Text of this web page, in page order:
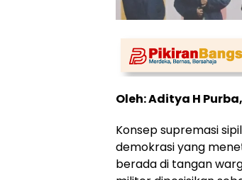
Oleh: Aditya H Purba,
Konsep supremasi
demokrasi yang
berada di tangan